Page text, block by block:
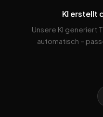
KI erstellt
Unsere KI generiert
automatisch –